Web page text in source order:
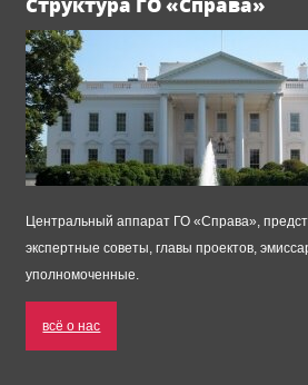
Центральный аппарат ГО «Справа»,
экспертные советы, главы проектов,
уполномоченные.
всё о нас